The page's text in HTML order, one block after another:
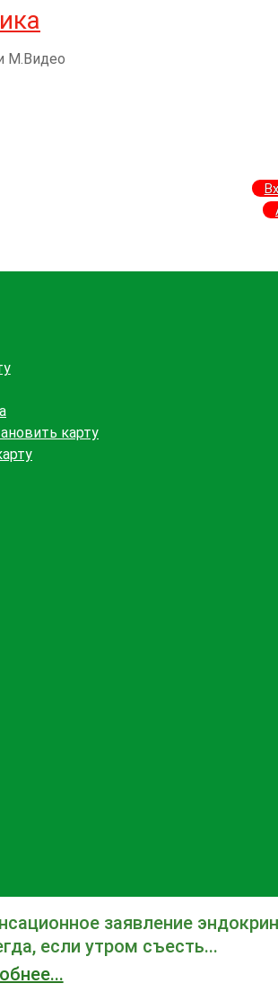
М.Видео
карту
заявление
если утром съесть...